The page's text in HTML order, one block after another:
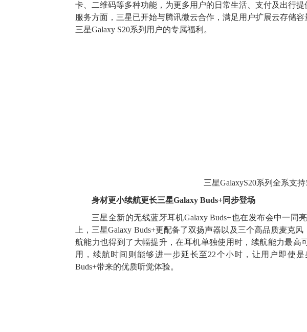
卡、二维码等多种功能，为更多用户的日常生活、支付及出行
服务方面，三星已开始与腾讯微云合作，满足用户扩展云存储
三星Galaxy S20系列用户的专属福利。
三星GalaxyS20系列全系支
身材更小续航更长三星Galaxy Buds+同步登场
三星全新的无线蓝牙耳机Galaxy Buds+也在发布会中一同
上，三星Galaxy Buds+更配备了双扬声器以及三个高品质麦克
航能力也得到了大幅提升，在耳机单独使用时，续航能力最高
用，续航时间则能够进一步延长至22个小时，让用户即使
Buds+带来的优质听觉体验。